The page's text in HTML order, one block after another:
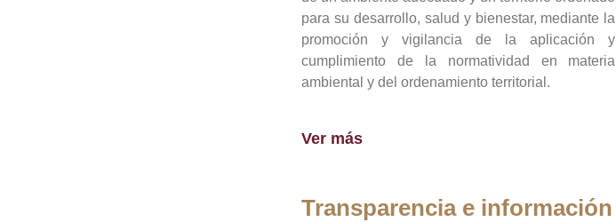
para su desarrollo, salud y bienestar, mediante la
promoción y vigilancia de la aplicación y
cumplimiento de la normatividad en materia
ambiental y del ordenamiento territorial.
Ver más
Transparencia e información